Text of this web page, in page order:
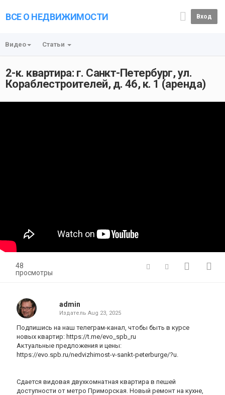
ВСЕ О НЕДВИЖИМОСТИ Вход
Видео Статьи
2-к. квартира: г. Санкт-Петербург, ул.
Кораблестроителей, д. 46, к. 1 (аренда)
48
просмотры
admin
Издатель Aug 23, 2025
Подпишись на наш телеграм-канал, чтобы быть в курсе
новых квартир: https://t.me/evo_spb_ru
Актуальные предложения и цены:
https://evo.spb.ru/nedvizhimost-v-sankt-peterburge/?u.
Сдается видовая двухкомнатная квартира в пешей
доступности от метро Приморская. Новый ремонт на кухне,